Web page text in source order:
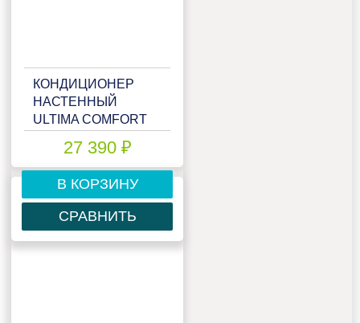
КОНДИЦИОНЕР
НАСТЕННЫЙ
ULTIMA COMFORT
27 390 ₽
В КОРЗИНУ
СРАВНИТЬ